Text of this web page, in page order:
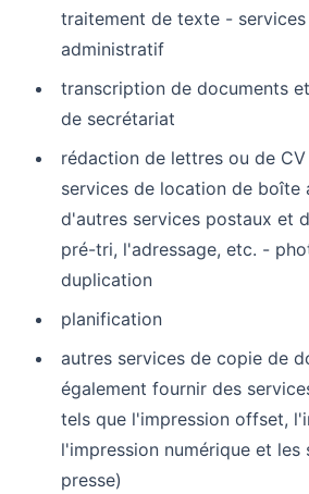
traitement de texte -
administratif
transcription de documents
de secrétariat
rédaction de lettres ou de
services de location de boîte
d'autres services postaux et
pré-tri, l'adressage, etc. -
duplication
planification
autres services de copie de
également fournir des
tels que l'impression offset,
l'impression numérique et les
presse)